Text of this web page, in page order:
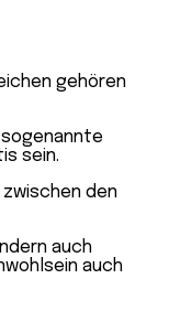
gehören
sogenannte
sein.
zwischen den
auch
auch